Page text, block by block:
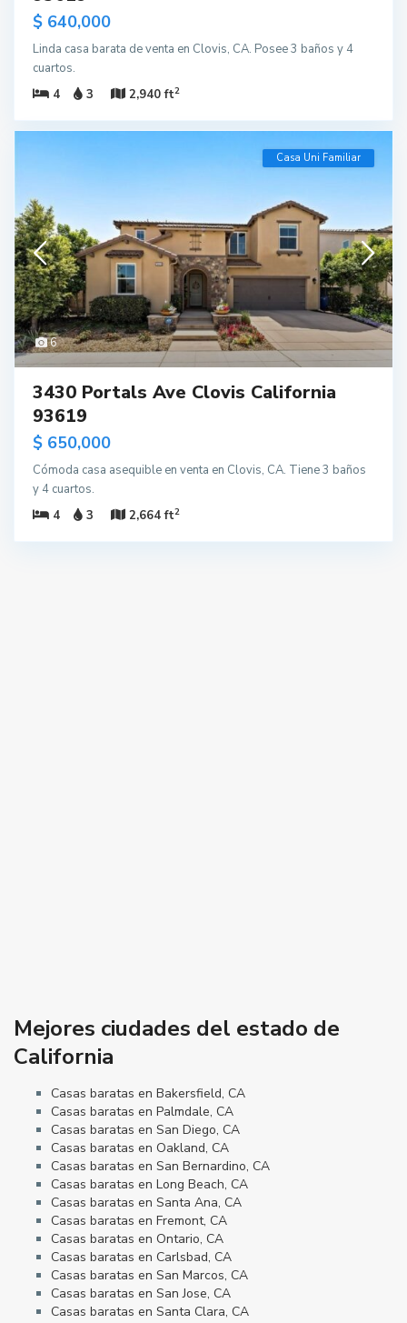
$ 640,000
Linda casa barata de venta en Clovis, CA. Posee 3 baños y 4
cuartos.
4
3 2,940 ft2
6
Casa Uni Familiar
3430 Portals Ave Clovis California
93619
$ 650,000
Cómoda casa asequible en venta en Clovis, CA. Tiene 3 baños
y 4 cuartos.
4
3 2,664 ft2
Mejores ciudades del estado de
California
Casas baratas en Bakersfield, CA
Casas baratas en Palmdale, CA
Casas baratas en San Diego, CA
Casas baratas en Oakland, CA
Casas baratas en San Bernardino, CA
Casas baratas en Long Beach, CA
Casas baratas en Santa Ana, CA
Casas baratas en Fremont, CA
Casas baratas en Ontario, CA
Casas baratas en Carlsbad, CA
Casas baratas en San Marcos, CA
Casas baratas en San Jose, CA
Casas baratas en Santa Clara, CA